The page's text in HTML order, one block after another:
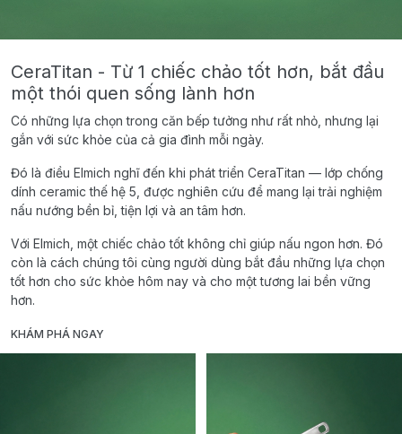
CeraTitan - Từ 1 chiếc chảo tốt hơn, bắt đầu
một thói quen sống lành hơn
Có những lựa chọn trong căn bếp tưởng như rất nhỏ, nhưng lại
gắn với sức khỏe của cả gia đình mỗi ngày.
Đó là điều Elmich nghĩ đến khi phát triển CeraTitan — lớp chống
dính ceramic thế hệ 5, được nghiên cứu để mang lại trải nghiệm
nấu nướng bền bỉ, tiện lợi và an tâm hơn.
Với Elmich, một chiếc chảo tốt không chỉ giúp nấu ngon hơn. Đó
còn là cách chúng tôi cùng người dùng bắt đầu những lựa chọn
tốt hơn cho sức khỏe hôm nay và cho một tương lai bền vững
hơn.
KHÁM PHÁ NGAY